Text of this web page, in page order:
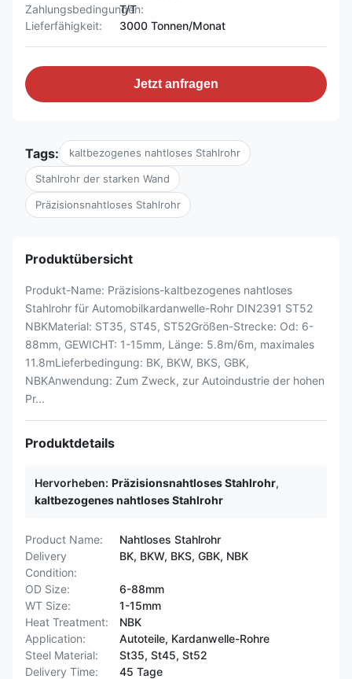
Zahlungsbedingungen:
T/T
Lieferfähigkeit:
3000 Tonnen/Monat
Jetzt anfragen
Tags: kaltbezogenes nahtloses Stahlrohr
Stahlrohr der starken Wand
Präzisionsnahtloses Stahlrohr
Produktübersicht
Produkt-Name: Präzisions-kaltbezogenes nahtloses
Stahlrohr für Automobilkardanwelle-Rohr DIN2391 ST52
NBKMaterial: ST35, ST45, ST52Größen-Strecke: Od: 6-
88mm, GEWICHT: 1-15mm, Länge: 5.8m/6m, maximales
11.8mLieferbedingung: BK, BKW, BKS, GBK,
NBKAnwendung: Zum Zweck, zur Autoindustrie der hohen
Pr...
Produktdetails
Hervorheben: Präzisionsnahtloses Stahlrohr,
kaltbezogenes nahtloses Stahlrohr
Product Name:
Nahtloses Stahlrohr
Delivery
Condition:
BK, BKW, BKS, GBK, NBK
OD Size:
6-88mm
WT Size:
1-15mm
Heat Treatment:
NBK
Application:
Autoteile, Kardanwelle-Rohre
Steel Material:
St35, St45, St52
Delivery Time:
45 Tage